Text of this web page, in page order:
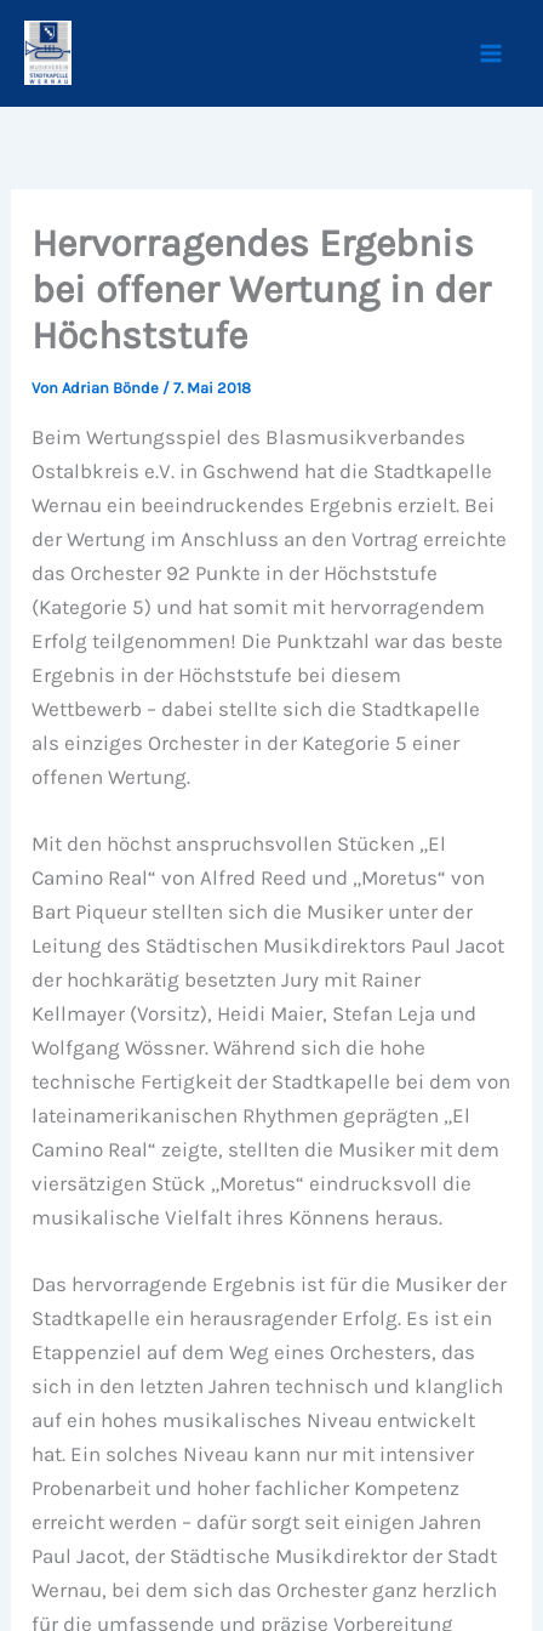
Zum
Inhalt
springen
Hervorragendes Ergebnis
bei offener Wertung in der
Höchststufe
VonAdrian Bönde /7. Mai 2018
Beim Wertungsspiel des Blasmusikverbandes
Ostalbkreis e.V. in Gschwend hat die Stadtkapelle
Wernau ein beeindruckendes Ergebnis erzielt. Bei
der Wertung im Anschluss an den Vortrag erreichte
das Orchester 92 Punkte in der Höchststufe
(Kategorie 5) und hat somit mit hervorragendem
Erfolg teilgenommen! Die Punktzahl war das beste
Ergebnis in der Höchststufe bei diesem
Wettbewerb – dabei stellte sich die Stadtkapelle
als einziges Orchester in der Kategorie 5 einer
offenen Wertung.
Mit den höchst anspruchsvollen Stücken „El
Camino Real“ von Alfred Reed und „Moretus“ von
Bart Piqueur stellten sich die Musiker unter der
Leitung des Städtischen Musikdirektors Paul Jacot
der hochkarätig besetzten Jury mit Rainer
Kellmayer (Vorsitz), Heidi Maier, Stefan Leja und
Wolfgang Wössner. Während sich die hohe
technische Fertigkeit der Stadtkapelle bei dem von
lateinamerikanischen Rhythmen geprägten „El
Camino Real“ zeigte, stellten die Musiker mit dem
viersätzigen Stück „Moretus“ eindrucksvoll die
musikalische Vielfalt ihres Könnens heraus.
Das hervorragende Ergebnis ist für die Musiker der
Stadtkapelle ein herausragender Erfolg. Es ist ein
Etappenziel auf dem Weg eines Orchesters, das
sich in den letzten Jahren technisch und klanglich
auf ein hohes musikalisches Niveau entwickelt
hat. Ein solches Niveau kann nur mit intensiver
Probenarbeit und hoher fachlicher Kompetenz
erreicht werden – dafür sorgt seit einigen Jahren
Paul Jacot, der Städtische Musikdirektor der Stadt
Wernau, bei dem sich das Orchester ganz herzlich
für die umfassende und präzise Vorbereitung